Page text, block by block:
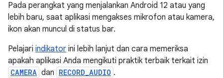
Pada perangkat yang menjalankan Android 12 atau yang
lebih baru, saat aplikasi mengakses mikrofon atau kamera,
ikon akan muncul di status bar.
Pelajari indikator ini lebih lanjut dan cara memeriksa
apakah aplikasi Anda mengikuti praktik terbaik terkait izin
CAMERA dan RECORD_AUDIO .